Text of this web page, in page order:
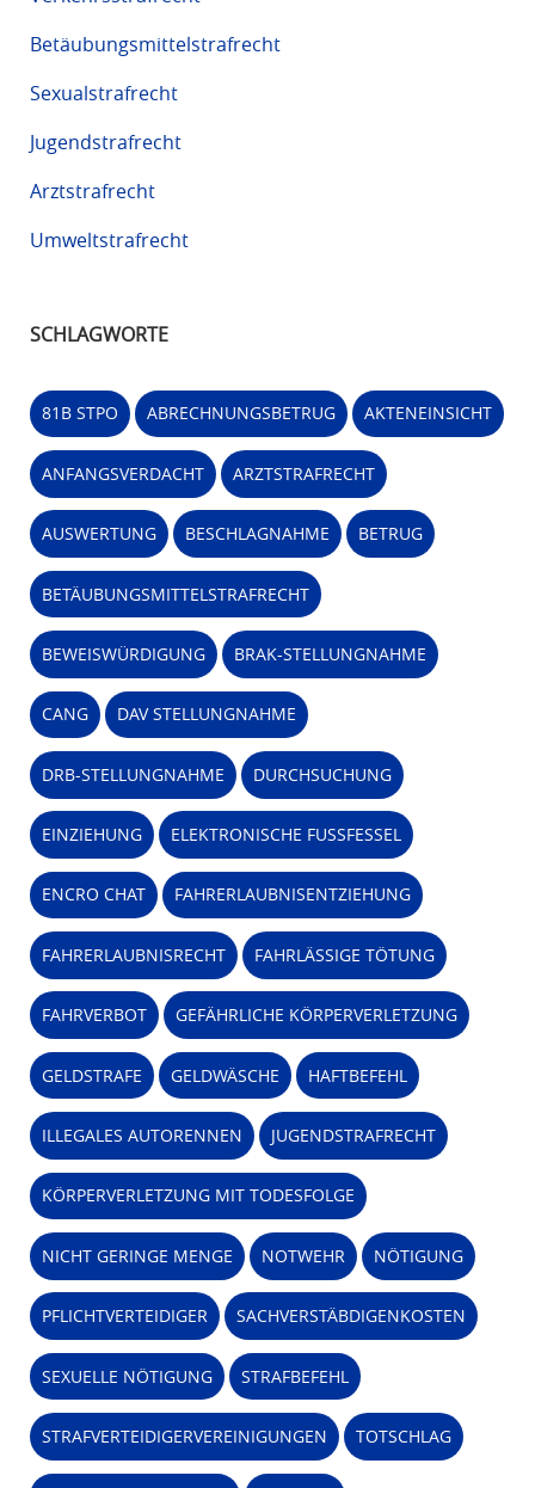
Betäubungsmittelstrafrecht
Sexualstrafrecht
Jugendstrafrecht
Arztstrafrecht
Umweltstrafrecht
SCHLAGWORTE
81B STPO ABRECHNUNGSBETRUG AKTENEINSICHT
ANFANGSVERDACHT ARZTSTRAFRECHT
AUSWERTUNG BESCHLAGNAHME BETRUG
BETÄUBUNGSMITTELSTRAFRECHT
BEWEISWÜRDIGUNG BRAK-STELLUNGNAHME
CANG DAV STELLUNGNAHME
DRB-STELLUNGNAHME DURCHSUCHUNG
EINZIEHUNG ELEKTRONISCHE FUSSFESSEL
ENCRO CHAT FAHRERLAUBNISENTZIEHUNG
FAHRERLAUBNISRECHT FAHRLÄSSIGE TÖTUNG
FAHRVERBOT GEFÄHRLICHE KÖRPERVERLETZUNG
GELDSTRAFE GELDWÄSCHE HAFTBEFEHL
ILLEGALES AUTORENNEN JUGENDSTRAFRECHT
KÖRPERVERLETZUNG MIT TODESFOLGE
NICHT GERINGE MENGE NOTWEHR NÖTIGUNG
PFLICHTVERTEIDIGER SACHVERSTÄBDIGENKOSTEN
SEXUELLE NÖTIGUNG STRAFBEFEHL
STRAFVERTEIDIGERVEREINIGUNGEN TOTSCHLAG